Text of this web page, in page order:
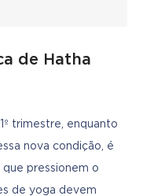
de Hatha
trimestre, enquanto
nova condição, é
pressionem o
de yoga devem